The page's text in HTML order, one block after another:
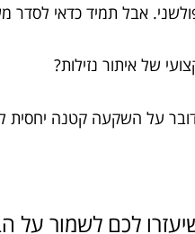
אבל תמיד כדאי לסדר
של איתור נזילות?
על השקעה קטנה יחסית